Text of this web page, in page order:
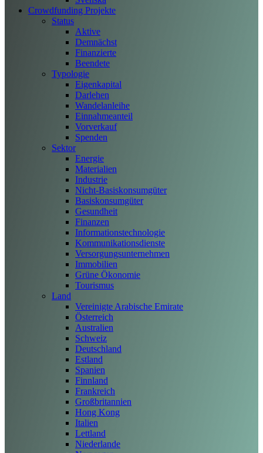
Crowdfunding Projekte
Status
Aktive
Demnächst
Finanzierte
Beendete
Typologie
Eigenkapital
Darlehen
Wandelanleihe
Einnahmeanteil
Vorverkauf
Spenden
Sektor
Energie
Materialien
Industrie
Nicht-Basiskonsumgüter
Basiskonsumgüter
Gesundheit
Finanzen
Informationstechnologie
Kommunikationsdienste
Versorgungsunternehmen
Immobilien
Grüne Ökonomie
Tourismus
Land
Vereinigte Arabische Emirate
Österreich
Australien
Schweiz
Deutschland
Estland
Spanien
Finnland
Frankreich
Großbritannien
Hong Kong
Italien
Lettland
Niederlande